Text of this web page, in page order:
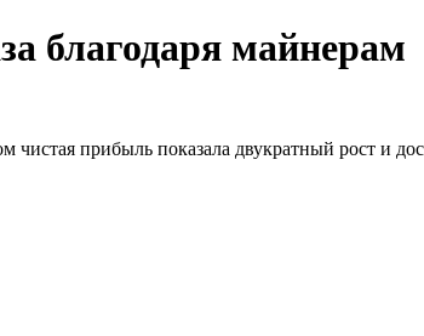
благодаря майнерам
прибыль показала двукратный рост и